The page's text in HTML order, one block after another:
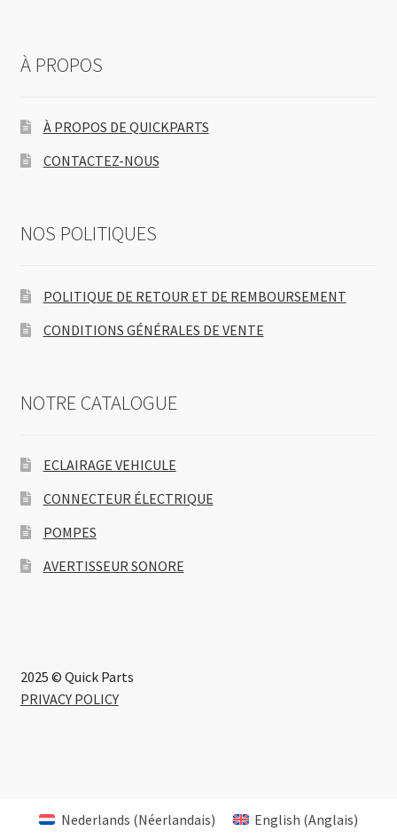
À PROPOS
À PROPOS DE QUICKPARTS
CONTACTEZ-NOUS
NOS POLITIQUES
POLITIQUE DE RETOUR ET DE REMBOURSEMENT
CONDITIONS GÉNÉRALES DE VENTE
NOTRE CATALOGUE
ECLAIRAGE VEHICULE
CONNECTEUR ÉLECTRIQUE
POMPES
AVERTISSEUR SONORE
2025 © Quick Parts
PRIVACY POLICY
Nederlands (Néerlandais) English (Anglais)